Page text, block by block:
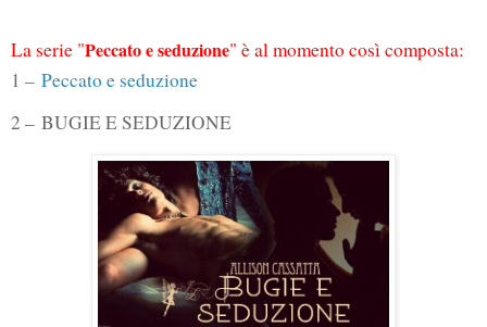
La serie "Peccato e seduzione" è al momento così composta:
1 – Peccato e seduzione
2 – BUGIE E SEDUZIONE